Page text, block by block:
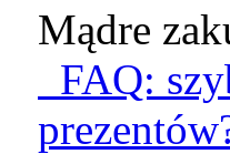
Mądre
FAQ: